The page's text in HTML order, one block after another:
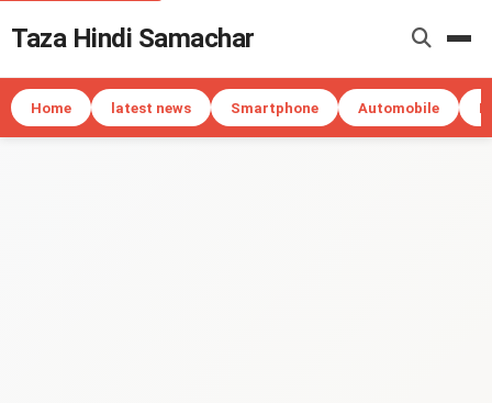
Taza Hindi Samachar
Home latest news Smartphone Automobile